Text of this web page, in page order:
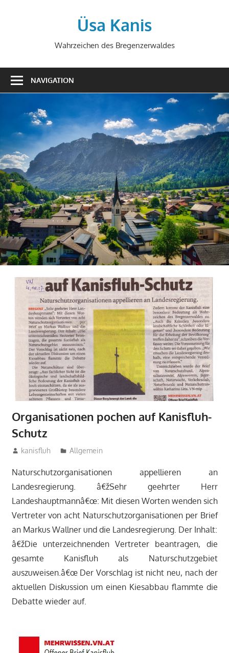
Üsa Kanis
Wahrzeichen des Bregenzerwaldes
NAVIGATION
Organisationen pochen auf Kanisfluh-
Schutz
6. Oktober 2017
kanisfluh Allgemein
Naturschutzorganisationen appellieren an
Landesregierung. â€žSehr geehrter Herr
Landeshauptmannâ€œ: Mit diesen Worten wenden sich
Vertreter von acht Naturschutzorganisationen per Brief
an Markus Wallner und die Landesregierung. Der Inhalt:
â€žDie unterzeichnenden Vertreter beantragen, die
gesamte Kanisfluh als Naturschutzgebiet
auszuweisen.â€œ Der Vorschlag ist nicht neu, nach der
aktuellen Diskussion um einen Kiesabbau flammte die
Debatte wieder auf.